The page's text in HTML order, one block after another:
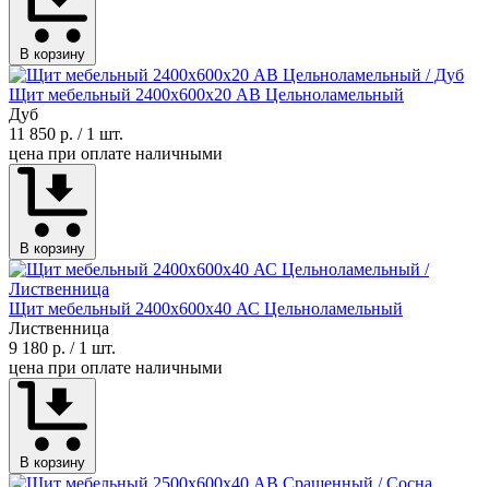
В корзину
Щит мебельный 2400х600х20 АВ Цельноламельный
Дуб
11 850 р. / 1 шт.
цена при оплате наличными
В корзину
Щит мебельный 2400х600х40 АС Цельноламельный
Лиственница
9 180 р. / 1 шт.
цена при оплате наличными
В корзину